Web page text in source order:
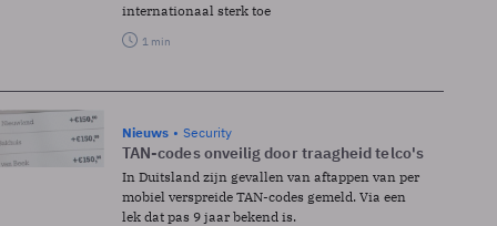
internationaal sterk toe
1 min
Nieuws Security
TAN-codes onveilig door traagheid telco's
In Duitsland zijn gevallen van aftappen van per
mobiel verspreide TAN-codes gemeld. Via een
lek dat pas 9 jaar bekend is.